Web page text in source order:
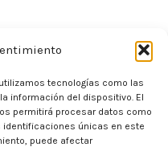
tecnologías como las
información del dispositivo. El
permitirá procesar datos como
identificaciones únicas en este
puede afectar